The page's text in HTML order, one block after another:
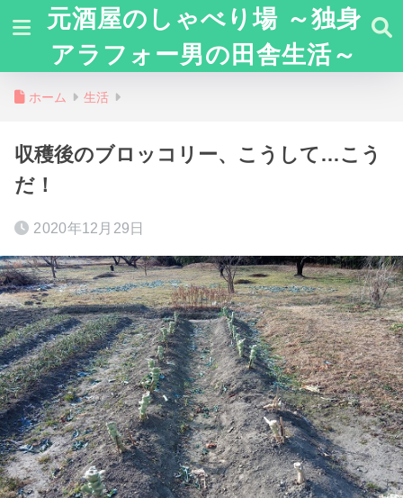
元酒屋のしゃべり場 ～独身
アラフォー男の田舎生活～
ホーム 生活
収穫後のブロッコリー、こうして…こう
だ！
2020年12月29日